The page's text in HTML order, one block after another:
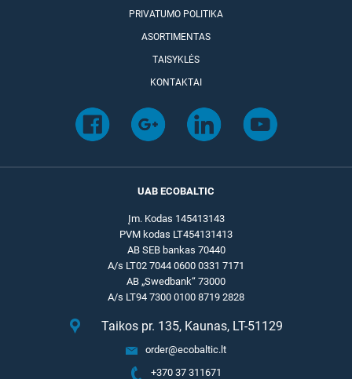
PRIVATUMO POLITIKA
ASORTIMENTAS
TAISYKLĖS
KONTAKTAI
UAB ECOBALTIC
Įm. Kodas 145413143
PVM kodas LT454131413
AB SEB bankas 70440
A/s LT02 7044 0600 0331 7171
AB „Swedbank“ 73000
A/s LT94 7300 0100 8719 2828
Taikos pr. 135, Kaunas, LT-51129
order@ecobaltic.lt
+370 37 311671